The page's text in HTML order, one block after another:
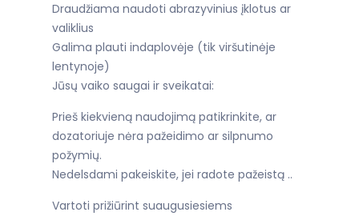
Draudžiama naudoti abrazyvinius įklotus ar
valiklius
Galima plauti indaplovėje (tik viršutinėje
lentynoje)
Jūsų vaiko saugai ir sveikatai:
Prieš kiekvieną naudojimą patikrinkite, ar
dozatoriuje nėra pažeidimo ar silpnumo
požymių.
Nedelsdami pakeiskite, jei radote pažeistą ..
Vartoti prižiūrint suaugusiesiems